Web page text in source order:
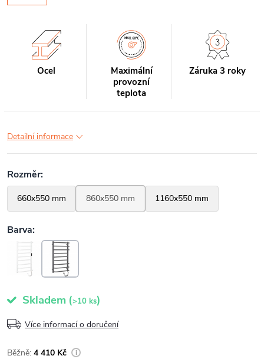
Ocel
Maximální
provozní
teplota
Záruka 3 roky
Detailní informace
Skladem (>10 ks)
Více informací o doručení
4 410 Kč